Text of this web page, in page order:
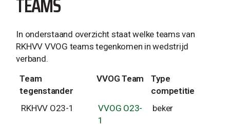
In onderstaand overzicht staat welke teams van
RKHVV VVOG teams tegenkomen in wedstrijd
verband.
Team
tegenstander
VVOG Team
Type
competitie
RKHVV O23-1
VVOG O23-
1
beker